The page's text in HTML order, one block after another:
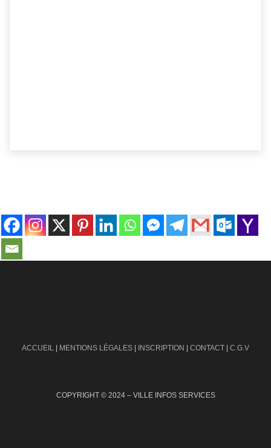
ACCUEIL | MENTIONS LÉGALES | INSCRIPTION | CONTACT | C.G.V
COPYRIGHT © 2024 – VILLE INFOS SERVICES